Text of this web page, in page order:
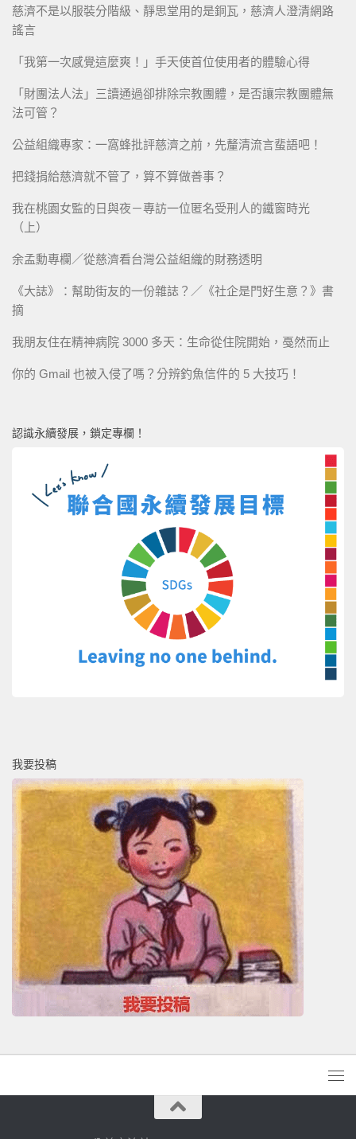
慈濟不是以服裝分階級、靜思堂用的是銅瓦，慈濟人澄清網路
謠言
「我第一次感覺這麼爽！」手天使首位使用者的體驗心得
「財團法人法」三讀通過卻排除宗教團體，是否讓宗教團體無
法可管？
公益組織專家：一窩蜂批評慈濟之前，先釐清流言蜚語吧！
把錢捐給慈濟就不管了，算不算做善事？
我在桃園女監的日與夜－專訪一位匿名受刑人的鐵窗時光
（上）
余孟勳專欄／從慈濟看台灣公益組織的財務透明
《大誌》：幫助街友的一份雜誌？／《社企是門好生意？》書
摘
我朋友住在精神病院 3000 多天：生命從住院開始，戞然而止
你的 Gmail 也被入侵了嗎？分辨釣魚信件的 5 大技巧！
認識永續發展，鎖定專欄！
我要投稿